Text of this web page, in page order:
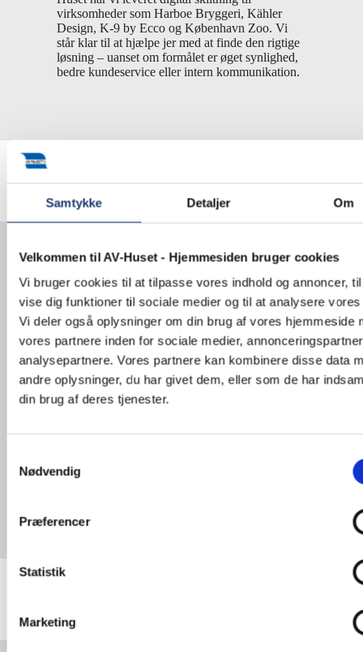
Samtykke Detaljer Om
Velkommen til AV-Huset - Hjemmesiden bruger cookies
Vi bruger cookies til at tilpasse vores indhold og annoncer,
vise dig funktioner til sociale medier og til at analysere
Vi deler også oplysninger om din brug af vores hjemmeside
vores partnere inden for sociale medier,
analysepartnere. Vores partnere kan kombinere disse data
andre oplysninger, du har givet dem, eller som de har
din brug af deres tjenester.
Nødvendig
Præferencer
Statistik
Marketing
virksomheder som Harboe Bryggeri, Kähler
Design, K-9 by Ecco og København Zoo. Vi
står klar til at hjælpe jer med at finde den rigtige
løsning – uanset om formålet er øget synlighed,
bedre kundeservice eller intern kommunikation.
Vis billeder og video
døgnet rundt
Hvor én zone er nok, kan man spare udgiften til
signage playeren. Panasonic tilbyder pro skærme
med indbygget USB Media Player til 24/7 drift.
En nem løsning i høj kvalitet, der er ideel alle
Eller hør om
smartphones. Kunderne kan således via en app